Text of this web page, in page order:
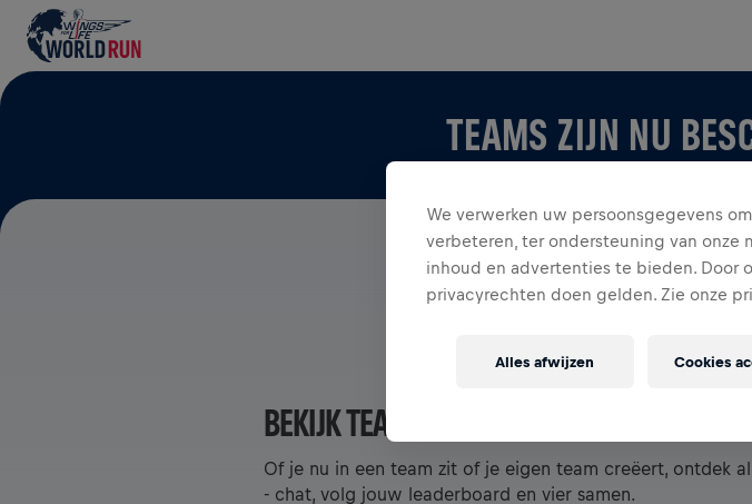
TEAMS ZIJN NU
BEKIJK TEAMS IN DE APP
Of je nu in een team zit of je eigen team creëert, ontdek
- chat, volg jouw leaderboard en vier samen.
We verwerken uw persoonsgegevens
verbeteren, ter ondersteuning van onze
inhoud en advertenties te bieden. Door
privacyrechten doen gelden. Zie onze
Alles afwijzen Cookies